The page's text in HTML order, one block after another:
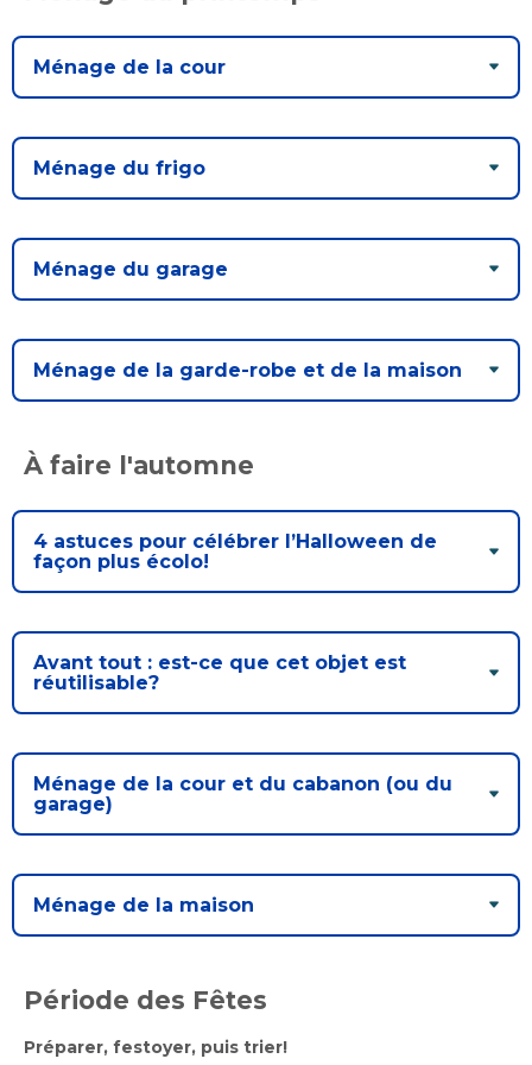
Ménage de la cour
Ménage du frigo
Ménage du garage
Ménage de la garde-robe et de la maison
À faire l'automne
4 astuces pour célébrer l’Halloween de
façon plus écolo!
Avant tout : est-ce que cet objet est
réutilisable?
Ménage de la cour et du cabanon (ou du
garage)
Ménage de la maison
Période des Fêtes
Préparer, festoyer, puis trier!